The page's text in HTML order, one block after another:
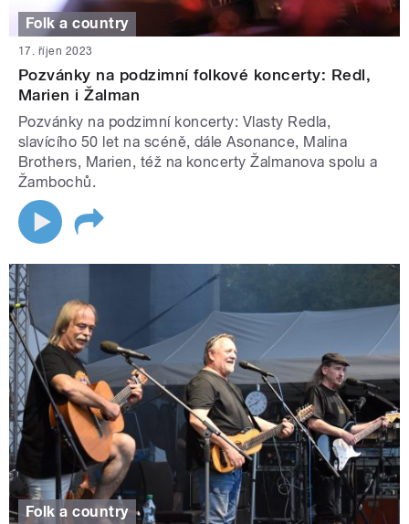
Folk a country
17. říjen 2023
Pozvánky na podzimní folkové koncerty: Redl,
Marien i Žalman
Pozvánky na podzimní koncerty: Vlasty Redla,
slavícího 50 let na scéně, dále Asonance, Malina
Brothers, Marien, též na koncerty Žalmanova spolu a
Žambochů.
Folk a country